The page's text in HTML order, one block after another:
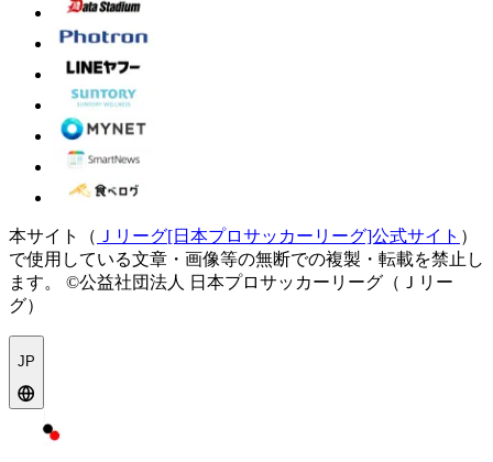
本サイト（ Ｊリーグ[日本プロサッカーリーグ]公式サイト ）
で使用している文章・画像等の無断での複製・転載を禁止し
ます。
©公益社団法人 日本プロサッカーリーグ（Ｊリー
グ）
JP